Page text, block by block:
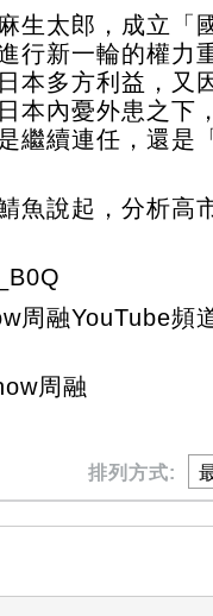
生太郎，成立「
行新一輪的權力
本多方利益，又
本內憂外患之下
繼續連任，還是
魚說起，分析高
周融YouTube頻
周融
排列方式: